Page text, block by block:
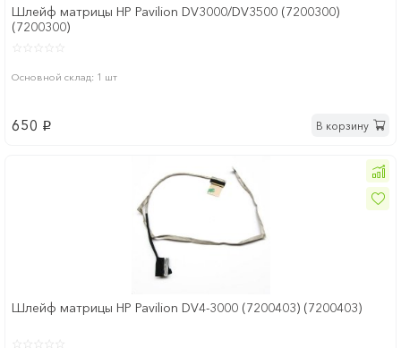
Шлейф матрицы HP Pavilion DV3000/DV3500 (7200300)
(7200300)
Основной склад: 1 шт
650 p В корзину
Шлейф матрицы HP Pavilion DV4-3000 (7200403) (7200403)